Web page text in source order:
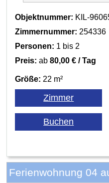
Objektnummer: KIL-
Zimmernummer: 254336
Personen: 1 bis 2
Preis: ab80,00 € / Tag
Größe: 22 m²
Ferienwohnung 04